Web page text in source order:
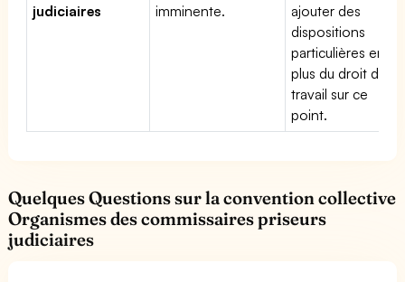
judiciaires
imminente.
ajouter des
dispositions
particulières en
plus du droit du
travail sur ce
point.
Quelques Questions sur la convention collective
Organismes des commissaires priseurs
judiciaires